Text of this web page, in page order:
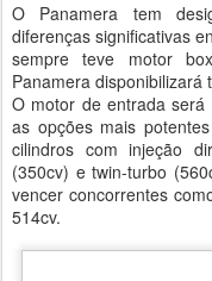
O Panamera tem
diferenças significativas
sempre teve motor
Panamera disponibilizará
O motor de entrada
as opções mais
cilindros com injeção
(350cv) e twin-turbo
vencer concorrentes
514cv.